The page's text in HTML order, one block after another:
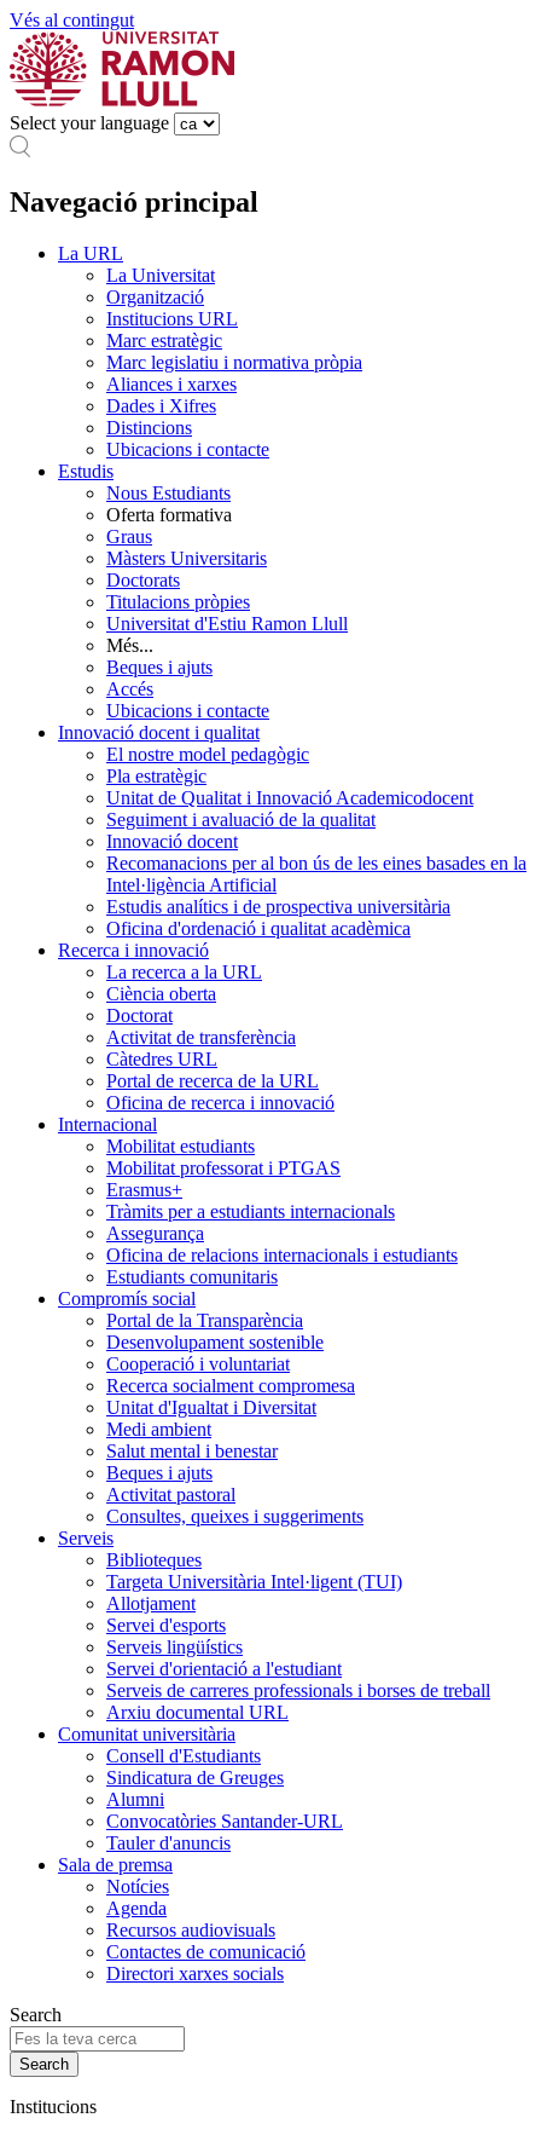
Vés al contingut
Select your language
Navegació principal
La URL
La Universitat
Organització
Institucions URL
Marc estratègic
Marc legislatiu i normativa pròpia
Aliances i xarxes
Dades i Xifres
Distincions
Ubicacions i contacte
Estudis
Nous Estudiants
Oferta formativa
Graus
Màsters Universitaris
Doctorats
Titulacions pròpies
Universitat d'Estiu Ramon Llull
Més...
Beques i ajuts
Accés
Ubicacions i contacte
Innovació docent i qualitat
El nostre model pedagògic
Pla estratègic
Unitat de Qualitat i Innovació Academicodocent
Seguiment i avaluació de la qualitat
Innovació docent
Recomanacions per al bon ús de les eines basades en la
Intel·ligència Artificial
Estudis analítics i de prospectiva universitària
Oficina d'ordenació i qualitat acadèmica
Recerca i innovació
La recerca a la URL
Ciència oberta
Doctorat
Activitat de transferència
Càtedres URL
Portal de recerca de la URL
Oficina de recerca i innovació
Internacional
Mobilitat estudiants
Mobilitat professorat i PTGAS
Erasmus+
Tràmits per a estudiants internacionals
Assegurança
Oficina de relacions internacionals i estudiants
Estudiants comunitaris
Compromís social
Portal de la Transparència
Desenvolupament sostenible
Cooperació i voluntariat
Recerca socialment compromesa
Unitat d'Igualtat i Diversitat
Medi ambient
Salut mental i benestar
Beques i ajuts
Activitat pastoral
Consultes, queixes i suggeriments
Serveis
Biblioteques
Targeta Universitària Intel·ligent (TUI)
Allotjament
Servei d'esports
Serveis lingüístics
Servei d'orientació a l'estudiant
Serveis de carreres professionals i borses de treball
Arxiu documental URL
Comunitat universitària
Consell d'Estudiants
Sindicatura de Greuges
Alumni
Convocatòries Santander-URL
Tauler d'anuncis
Sala de premsa
Notícies
Agenda
Recursos audiovisuals
Contactes de comunicació
Directori xarxes socials
Search
Institucions